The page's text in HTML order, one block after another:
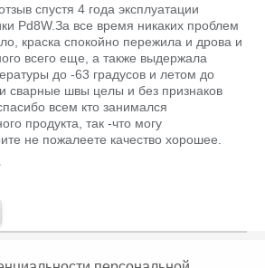
спустя 4 года эксплуатации
Pd8W.За все время никаких проблем
краска спокойно пережила и дрова и
всего еще, а также выдержала
до -63 градусов и летом до
сварные швы целы и без признаков
всем кто занимался
продукта, так -что могу
не пожалеете качество хорошее.